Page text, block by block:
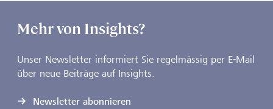
Mehr von Insights?
Unser Newsletter informiert Sie regelmässig per E-Mail
über neue Beiträge auf Insights.
Newsletter abonnieren